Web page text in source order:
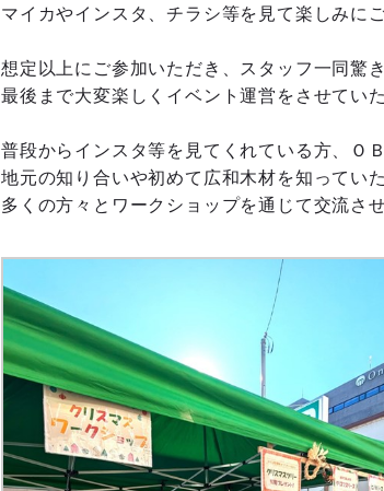
マイカやインスタ、チラシ等を見て楽しみに
想定以上にご参加いただき、スタッフ一同驚
最後まで大変楽しくイベント運営をさせてい
普段からインスタ等を見てくれている方、ＯＢ
地元の知り合いや初めて広和木材を知ってい
多くの方々とワークショップを通じて交流さ